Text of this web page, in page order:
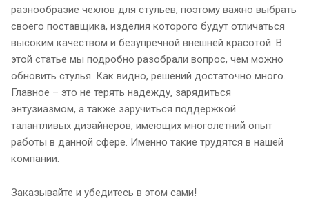
разнообразие чехлов для стульев, поэтому важно выбрать
своего поставщика, изделия которого будут отличаться
высоким качеством и безупречной внешней красотой. В
этой статье мы подробно разобрали вопрос, чем можно
обновить стулья. Как видно, решений достаточно много.
Главное – это не терять надежду, зарядиться
энтузиазмом, а также заручиться поддержкой
талантливых дизайнеров, имеющих многолетний опыт
работы в данной сфере. Именно такие трудятся в нашей
компании.
Заказывайте и убедитесь в этом сами!